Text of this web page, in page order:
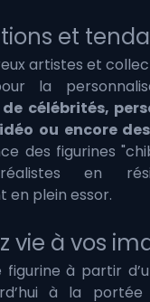
et
artistes et
célébrités,
ou encore
des figurines
en
en plein essor.
vie à vos
figurine à partir